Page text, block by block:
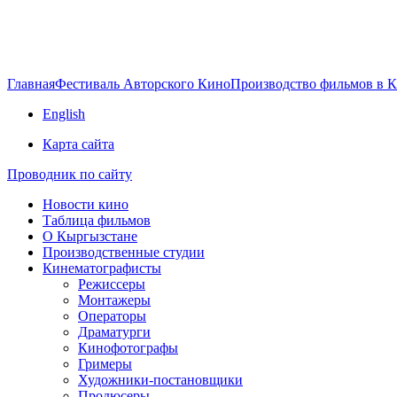
ГлавнаяФестиваль Авторского КиноПроизводство фильмов в
English
Карта сайта
Проводник по сайту
Новости кино
Таблица фильмов
О Кыргызстане
Производственные студии
Кинематографисты
Режиссеры
Монтажеры
Операторы
Драматурги
Кинофотографы
Гримеры
Художники-постановщики